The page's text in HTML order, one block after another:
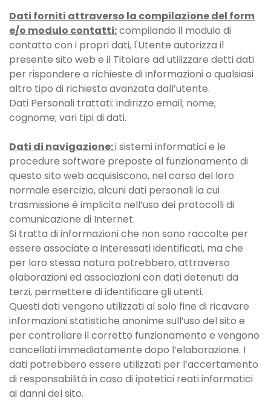
Dati forniti attraverso la compilazione del form
e/o modulo contatti:compilando il modulo di
contatto con i propri dati, l'Utente autorizza il
presente sito web e il Titolare ad utilizzare detti dati
per rispondere a richieste di informazioni o qualsiasi
altro tipo di richiesta avanzata dall’utente.
Dati Personali trattati: indirizzo email; nome;
cognome; vari tipi di dati.
Dati di navigazione:i sistemi informatici e le
procedure software preposte al funzionamento di
questo sito web acquisiscono, nel corso del loro
normale esercizio, alcuni dati personali la cui
trasmissione è implicita nell’uso dei protocolli di
comunicazione di Internet.
Si tratta di informazioni che non sono raccolte per
essere associate a interessati identificati, ma che
per loro stessa natura potrebbero, attraverso
elaborazioni ed associazioni con dati detenuti da
terzi, permettere di identificare gli utenti.
Questi dati vengono utilizzati al solo fine di ricavare
informazioni statistiche anonime sull’uso del sito e
per controllare il corretto funzionamento e vengono
cancellati immediatamente dopo l’elaborazione. I
dati potrebbero essere utilizzati per l’accertamento
di responsabilità in caso di ipotetici reati informatici
ai danni del sito.